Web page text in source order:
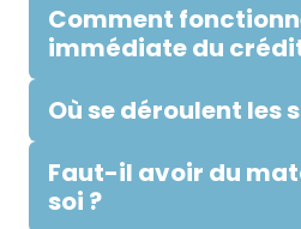
Comment
immédiate du
Où se déroulent les
Faut-il avoir du
soi ?